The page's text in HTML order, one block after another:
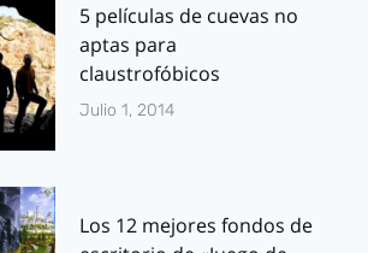
5 películas de cuevas no
aptas para
claustrofóbicos
Julio 1, 2014
Los 12 mejores fondos de